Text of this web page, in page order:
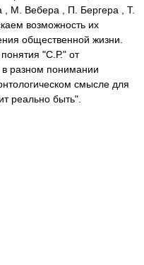
, М. Вебера , П. Бергера , Т.
возможность их
общественной жизни.
"С.Р." от
в разном понимании
смысле для
реально быть".